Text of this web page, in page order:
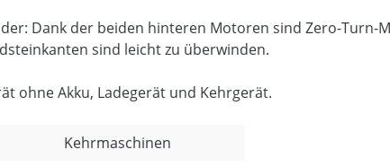
Dank der beiden hinteren Motoren sind Zero-Turn-
sind leicht zu überwinden.
ohne Akku, Ladegerät und Kehrgerät.
Kehrmaschinen